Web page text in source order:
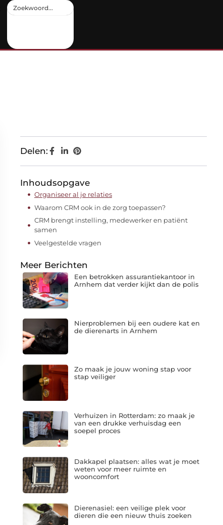
Delen:
Inhoudsopgave
Organiseer al je relaties
Waarom CRM ook in de zorg toepassen?
CRM brengt instelling, medewerker en patiënt
samen
Veelgestelde vragen
Meer Berichten
Een betrokken assurantiekantoor in
Arnhem dat verder kijkt dan de polis
Nierproblemen bij een oudere kat en
de dierenarts in Arnhem
Zo maak je jouw woning stap voor
stap veiliger
Verhuizen in Rotterdam: zo maak je
van een drukke verhuisdag een
soepel proces
Dakkapel plaatsen: alles wat je moet
weten voor meer ruimte en
wooncomfort
Dierenasiel: een veilige plek voor
dieren die een nieuw thuis zoeken